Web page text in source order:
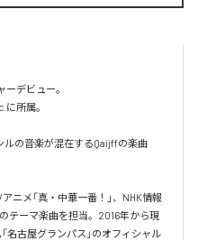
デビュー。
所属。
ルの音楽が混在するQaijffの楽曲
ニメ「真・中華一番！」、NHK情報
テーマ楽曲を担当。2016年から現
名古屋グランパス」のオフィシャル